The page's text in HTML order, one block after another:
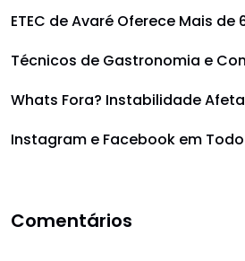
ETEC de Avaré Oferece Mais
Técnicos de Gastronomia e
Whats Fora? Instabilidade
Instagram e Facebook em
Comentários